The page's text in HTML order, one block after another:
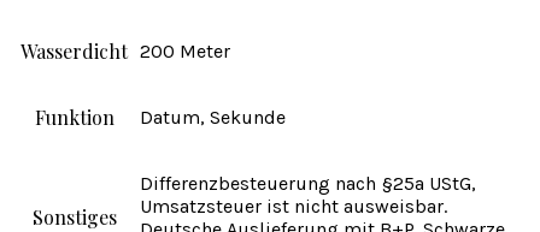
Wasserdicht 200 Meter
Funktion Datum, Sekunde
Sonstiges
Differenzbesteuerung nach §25a UStG,
Umsatzsteuer ist nicht ausweisbar.